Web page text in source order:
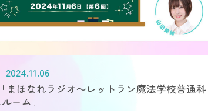
2024.11.06
まほなれラジオ～レットラン魔法学校普通科
ーム」